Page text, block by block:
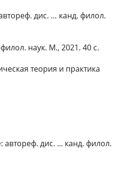
дис. … канд. филол.
наук. М., 2021. 40 с.
теория и практика
дис. ... канд. филол.